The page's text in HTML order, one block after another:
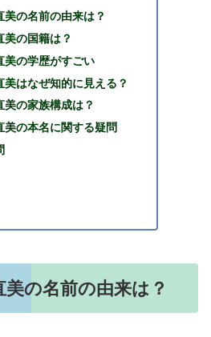
美の名前の由来は？
美の国籍は？
美の学歴がすごい
美はなぜ知的に見える？
美の家族構成は？
美の本名に関する疑問
美の名前の由来は？